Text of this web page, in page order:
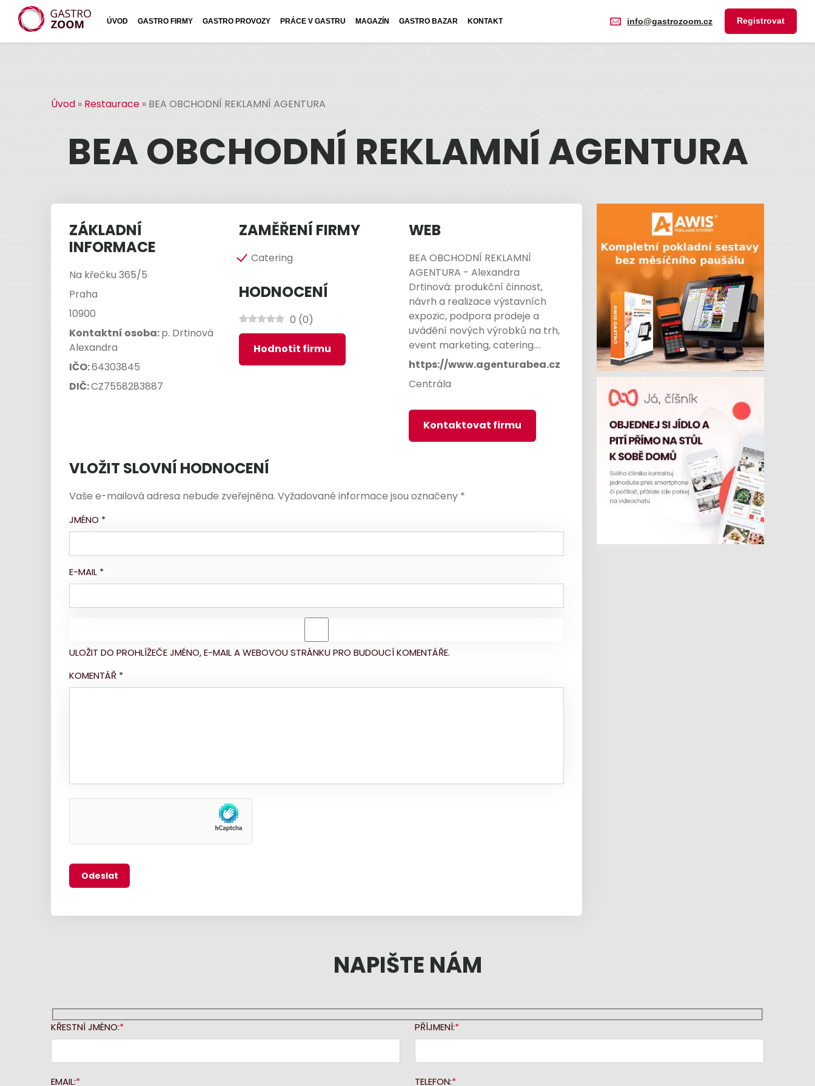
ÚVOD GASTRO FIRMY GASTRO PROVOZY PRÁCE V GASTRU MAGAZÍN GASTRO BAZAR KONTAKT info@gastrozoom.cz Registrovat
Úvod » Restaurace » BEA OBCHODNÍ REKLAMNÍ AGENTURA
BEA OBCHODNÍ REKLAMNÍ AGENTURA
ZÁKLADNÍ
INFORMACE
Na křečku 365/5
Praha
10900
Kontaktní osoba:p. Drtinová
Alexandra
IČO:64303845
DIČ:CZ7558283887
ZAMĚŘENÍ FIRMY
Catering
HODNOCENÍ
0 (0)
Hodnotit firmu
WEB
BEA OBCHODNÍ REKLAMNÍ
AGENTURA - Alexandra
Drtinová: produkční činnost,
návrh a realizace výstavních
expozic, podpora prodeje a
uvádění nových výrobků na trh,
event marketing, catering....
https://www.agenturabea.cz
Centrála
Kontaktovat firmu
VLOŽIT SLOVNÍ HODNOCENÍ
Vaše e-mailová adresa nebude zveřejněna. Vyžadované informace jsou označeny *
JMÉNO *
E-MAIL *
ULOŽIT DO PROHLÍŽEČE JMÉNO, E-MAIL A WEBOVOU STRÁNKU PRO BUDOUCÍ KOMENTÁŘE.
KOMENTÁŘ *
NAPIŠTE NÁM
KŘESTNÍ JMÉNO: PŘÍJMENÍ:
EMAIL: TELEFON: